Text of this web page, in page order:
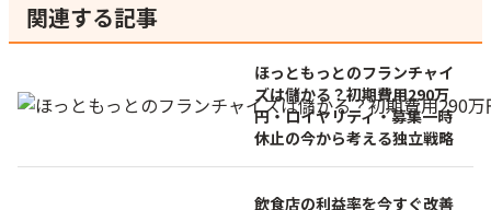
関連する記事
ほっともっとのフランチャイ
ズは儲かる？初期費用290万
円・ロイヤリティ・募集一時
休止の今から考える独立戦略
飲食店の利益率を今すぐ改善